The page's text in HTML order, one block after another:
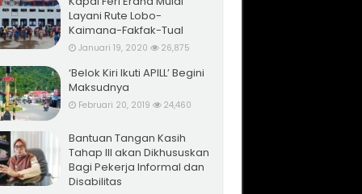
Layani Rute Lobo-
Kaimana-Fakfak-Tual
Januari 19, 2020 26,875
‘Belok Kiri Ikuti APILL’ Begini
Maksudnya
Februari 20, 2019 24,460
Bantuan Tangan Kasih
Tahap III akan Dikhususkan
Bagi Pekerja Informal dan
Disabilitas